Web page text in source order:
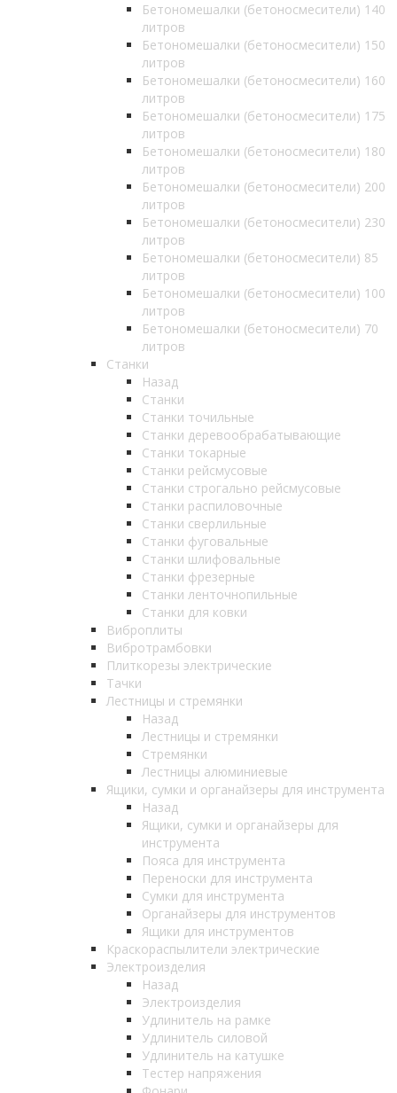
Бетономешалки (бетоносмесители) 140
литров
Бетономешалки (бетоносмесители) 150
литров
Бетономешалки (бетоносмесители) 160
литров
Бетономешалки (бетоносмесители) 175
литров
Бетономешалки (бетоносмесители) 180
литров
Бетономешалки (бетоносмесители) 200
литров
Бетономешалки (бетоносмесители) 230
литров
Бетономешалки (бетоносмесители) 85
литров
Бетономешалки (бетоносмесители) 100
литров
Бетономешалки (бетоносмесители) 70
литров
Станки
Назад
Станки
Станки точильные
Станки деревообрабатывающие
Станки токарные
Станки рейсмусовые
Станки строгально рейсмусовые
Станки распиловочные
Станки сверлильные
Станки фуговальные
Станки шлифовальные
Станки фрезерные
Станки ленточнопильные
Станки для ковки
Виброплиты
Вибротрамбовки
Плиткорезы электрические
Тачки
Лестницы и стремянки
Назад
Лестницы и стремянки
Стремянки
Лестницы алюминиевые
Ящики, сумки и органайзеры для инструмента
Назад
Ящики, сумки и органайзеры для
инструмента
Пояса для инструмента
Переноски для инструмента
Сумки для инструмента
Органайзеры для инструментов
Ящики для инструментов
Краскораспылители электрические
Электроизделия
Назад
Электроизделия
Удлинитель на рамке
Удлинитель силовой
Удлинитель на катушке
Тестер напряжения